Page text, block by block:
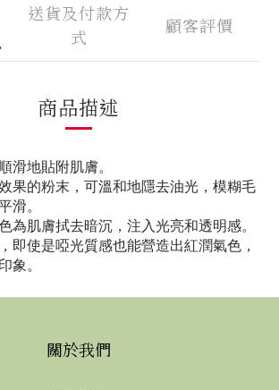
送貨及付款方
式
顧客評價
商品描述
滑地貼附肌膚。
果的粉末，可溫和地隱去油光，模糊毛
滑。
為肌膚拭去暗沉，注入光亮和透明感。
即使是啞光質感也能營造出紅潤氣色，
象。
關於我們